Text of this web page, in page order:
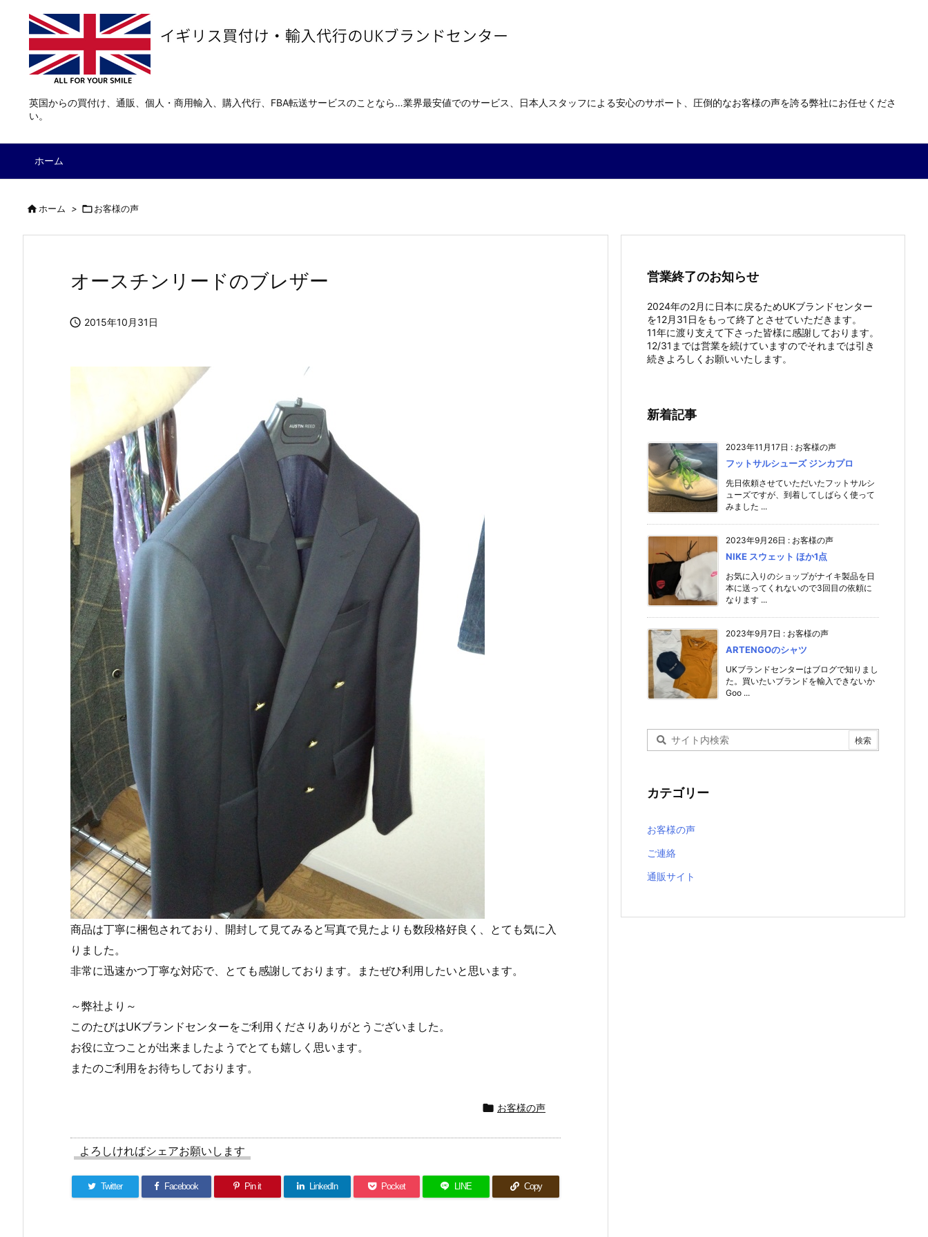
英国からの買付け、通販、個人・商用輸入、購入代行、FBA転送サービスのことなら…業界最安値でのサービス、日本人スタッフによる安心のサポート、圧倒的なお客様の声を誇る弊社にお任せくださ
い。
ホーム
ホーム > お客様の声
オースチンリードのブレザー
 2015年10月31日
商品は丁寧に梱包されており、開封して見てみると写真で見たよりも数段格好良く、とても気に入
りました。
非常に迅速かつ丁寧な対応で、とても感謝しております。またぜひ利用したいと思います。
～弊社より～
このたびはUKブランドセンターをご利用くださりありがとうございました。
お役に立つことが出来ましたようでとても嬉しく思います。
またのご利用をお待ちしております。
 お客様の声
よろしければシェアお願いします
Twitter Facebook Pin it LinkedIn Pocket LINE Copy
営業終了のお知らせ
2024年の2月に日本に戻るためUKブランドセンター
を12月31日をもって終了とさせていただきます。
11年に渡り支えて下さった皆様に感謝しております。
12/31までは営業を続けていますのでそれまでは引き
続きよろしくお願いいたします。
新着記事
2023年11月17日 : お客様の声
フットサルシューズ ジンカプロ
先日依頼させていただいたフットサルシ
ューズですが、到着してしばらく使って
みました ...
2023年9月26日 : お客様の声
NIKE スウェット ほか1点
お気に入りのショップがナイキ製品を日
本に送ってくれないので3回目の依頼に
なります ...
2023年9月7日 : お客様の声
ARTENGOのシャツ
UKブランドセンターはブログで知りまし
た。買いたいブランドを輸入できないか
Goo ...
カテゴリー
お客様の声
ご連絡
通販サイト